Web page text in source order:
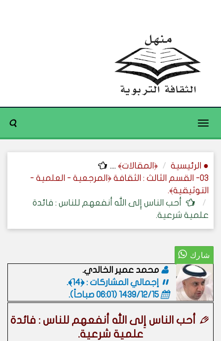
Toggle
● الرئيسية ﴿المقالات﴾ ....
03- القسم الثالث : الثقافة ﴿المرجعية - العلمية -
التوثيقية﴾.
أحب الناس إِلى الله أنفعهم للناس : فائدة
علمية شرعية.
محمد عمير الخالدي.
إجمالي المشاركات : ﴿14﴾.
1439/12/15 (06:01 صباحاً)
.
أحب الناس إِلى الله أنفعهم للناس : فائدة
علمية شرعية.